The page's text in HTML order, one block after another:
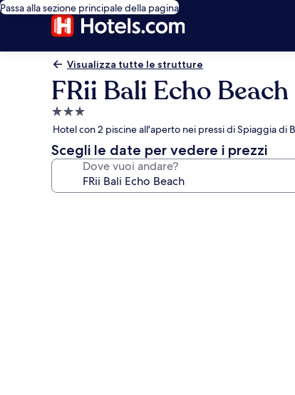
Passa alla sezione principale della pagina
Visualizza tutte le strutture
FRii Bali Echo Beach
Struttura
a
3.0
stelle
Hotel con 2 piscine all'aperto nei pressi di Spiaggia di
Scegli le date per vedere i prezzi
Dove vuoi andare?